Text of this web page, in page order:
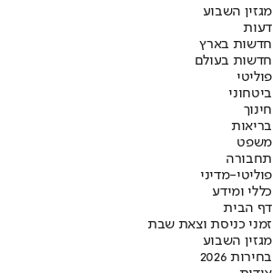
מגזין השבוע
דעות
חדשות בארץ
חדשות בעולם
פוליטי
ביטחוני
חינוך
בריאות
משפט
תחבורה
פוליטי-מדיני
כללי ומידע
דף הבית
זמני כניסת וצאת שבת
מגזין השבוע
בחירות 2026